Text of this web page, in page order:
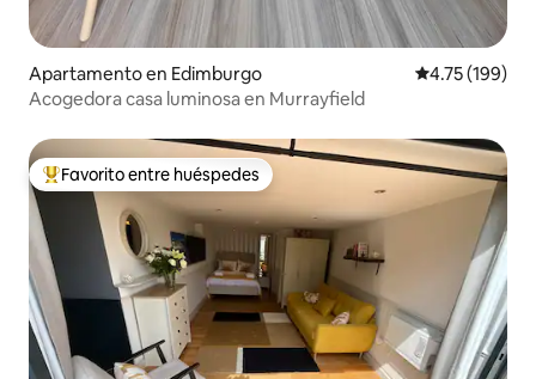
Apartamento en Edimburgo Calificación
4.75 (199)
Acogedora casa luminosa en Murrayfield
Favorito entre huéspedes preferido
Favorito entre huéspedes